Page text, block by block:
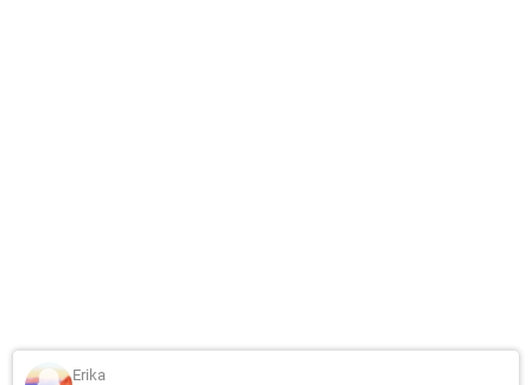
Erika